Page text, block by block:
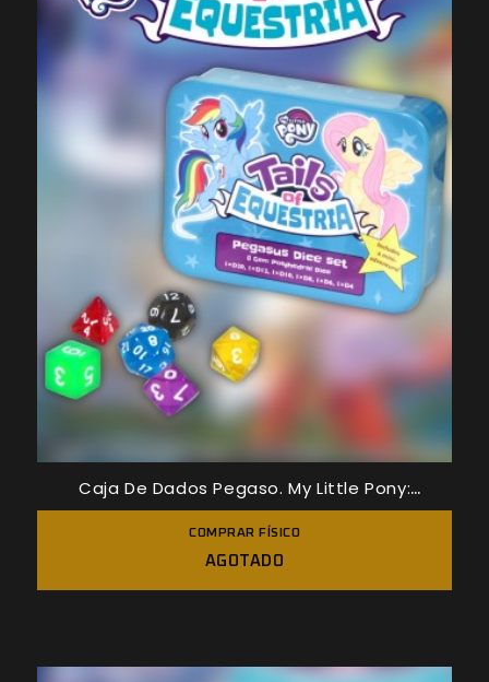
Caja De Dados Pegaso. My Little Pony:
Aventuras En Equestria.
COMPRAR FÍSICO
AGOTADO